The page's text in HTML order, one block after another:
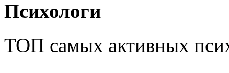
Психологи
ТОП самых активных